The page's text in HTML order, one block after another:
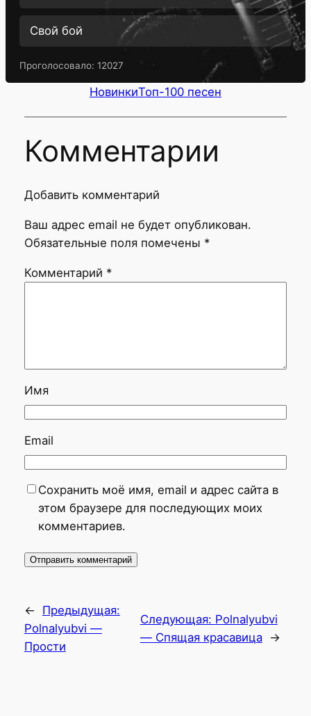
Свой бой
Проголосовало: 12027
НовинкиТоп-100 песен
Комментарии
Добавить комментарий
Ваш адрес email не будет опубликован.
Обязательные поля помечены *
Комментарий *
Имя
Email
Сохранить моё имя, email и адрес сайта в
этом браузере для последующих моих
комментариев.
←
Предыдущая:
Polnalyubvi —
Прости
Следующая: Polnalyubvi
— Спящая красавица
→